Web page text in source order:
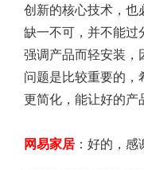
创新的核心技术，也
缺一不可，并不能过
强调产品而轻安装，
问题是比较重要的
更简化，能让好的产
网易家居 ：好的，感